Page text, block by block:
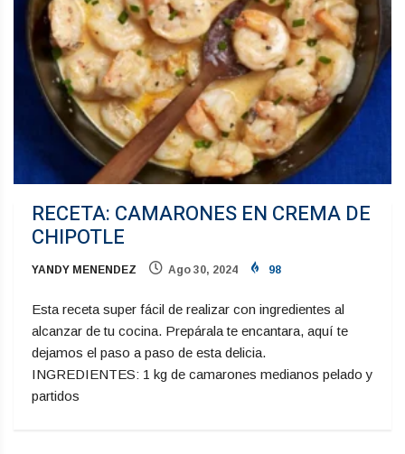
RECETA: CAMARONES EN CREMA DE
CHIPOTLE
YANDY MENENDEZ Ago 30, 2024 98
Esta receta super fácil de realizar con ingredientes al
alcanzar de tu cocina. Prepárala te encantara, aquí te
dejamos el paso a paso de esta delicia.
INGREDIENTES: 1 kg de camarones medianos pelado y
partidos